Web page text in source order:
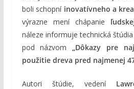
boli schopní inovatívneho a
výrazne mení chápanie
náleze informuje technická
pod názvom„Dôkazy pre
použitie dreva pred najmenej
Autori štúdie, vedení